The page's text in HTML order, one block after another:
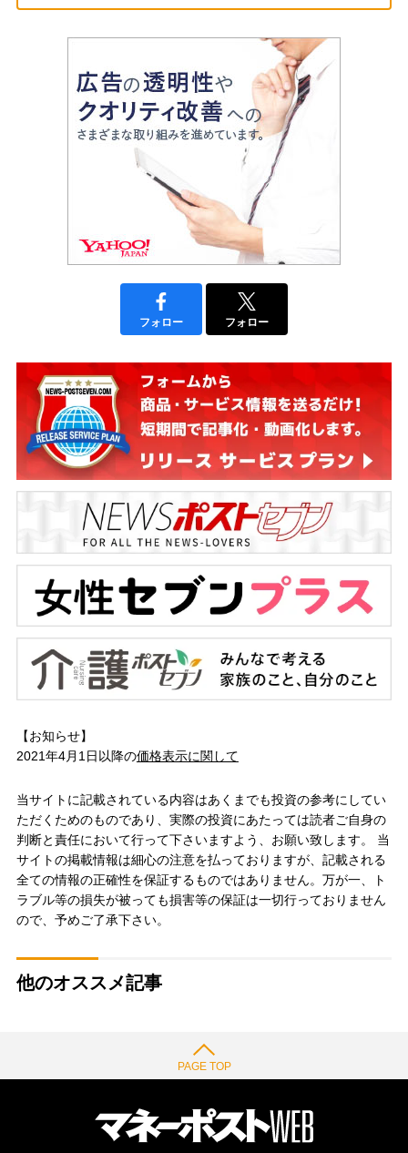
フォロー フォロー
【お知らせ】
2021年4月1日以降の価格表示に関して
当サイトに記載されている内容はあくまでも投資の参考にしてい
ただくためのものであり、実際の投資にあたっては読者ご自身の
判断と責任において行って下さいますよう、お願い致します。 当
サイトの掲載情報は細心の注意を払っておりますが、記載される
全ての情報の正確性を保証するものではありません。万が一、ト
ラブル等の損失が被っても損害等の保証は一切行っておりません
ので、予めご了承下さい。
他のオススメ記事
PAGE TOP